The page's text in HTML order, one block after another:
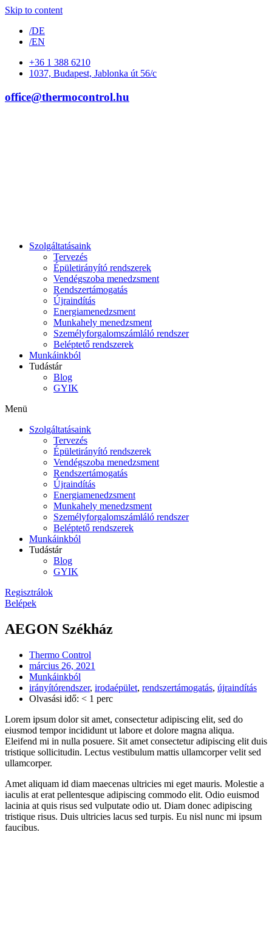
Skip to content
/DE
/EN
+36 1 388 6210
1037, Budapest, Jablonka út 56/c
office@thermocontrol.hu
Szolgáltatásaink
Tervezés
Épületirányító rendszerek
Vendégszoba menedzsment
Rendszertámogatás
Újraindítás
Energiamenedzsment
Munkahely menedzsment
Személyforgalomszámláló rendszer
Beléptető rendszerek
Munkáinkból
Tudástár
Blog
GYIK
Menü
Szolgáltatásaink
Tervezés
Épületirányító rendszerek
Vendégszoba menedzsment
Rendszertámogatás
Újraindítás
Energiamenedzsment
Munkahely menedzsment
Személyforgalomszámláló rendszer
Beléptető rendszerek
Munkáinkból
Tudástár
Blog
GYIK
Regisztrálok
Belépek
AEGON Székház
Thermo Control
március 26, 2021
Munkáinkból
irányítórendszer, irodaépület, rendszertámogatás, újraindítás
Olvasási idő: < 1 perc
Lorem ipsum dolor sit amet, consectetur adipiscing elit, sed do
eiusmod tempor incididunt ut labore et dolore magna aliqua.
Eleifend mi in nulla posuere. Sit amet consectetur adipiscing elit duis
tristique sollicitudin. Lectus vestibulum mattis ullamcorper velit sed
ullamcorper.
Amet aliquam id diam maecenas ultricies mi eget mauris. Molestie a
iaculis at erat pellentesque adipiscing commodo elit. Odio euismod
lacinia at quis risus sed vulputate odio ut. Diam donec adipiscing
tristique risus. Duis ultricies lacus sed turpis. Eu nisl nunc mi ipsum
faucibus.